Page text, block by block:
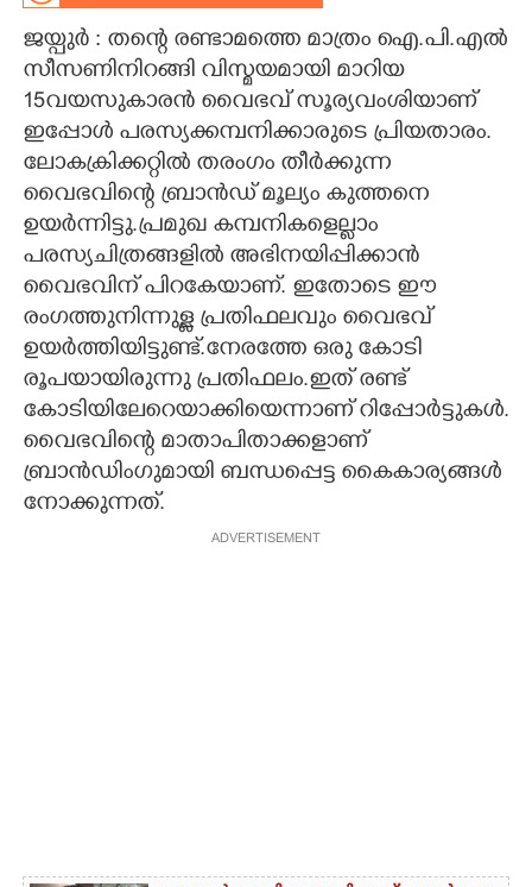
CARTOONS
LITERATURE
ZOOM
CONTACT US
ജയ്പുർ : തന്റെ രണ്ടാമത്തെ മാത്രം ഐ.പി.എൽ
സീസണിനിറങ്ങി വിസ്മയമായി മാറിയ
15വയസുകാരൻ വൈഭവ് സൂര്യവംശിയാണ്
ഇപ്പോൾ പരസ്യക്കമ്പനിക്കാരുടെ പ്രിയതാരം.
ലോകക്രിക്കറ്റിൽ തരംഗം തീർക്കുന്ന
വൈഭവിന്റെ ബ്രാൻഡ് മൂല്യം കുത്തനെ
ഉയർന്നിട്ടു.പ്രമുഖ കമ്പനികളെല്ലാം
പരസ്യചിത്രങ്ങളിൽ അഭിനയിപ്പിക്കാൻ
വൈഭവിന് പിറകേയാണ്. ഇതോടെ ഈ
രംഗത്തുനിന്നുള്ള പ്രതിഫലവും വൈഭവ്
ഉയർത്തിയിട്ടുണ്ട്.നേരത്തേ ഒരു കോടി
രൂപയായിരുന്നു പ്രതിഫലം.ഇത് രണ്ട്
കോടിയിലേറെയാക്കിയെന്നാണ് റിപ്പോർട്ടുകൾ.
വൈഭവിന്റെ മാതാപിതാക്കളാണ്
ബ്രാൻഡിംഗുമായി ബന്ധപ്പെട്ട കൈകാര്യങ്ങൾ
നോക്കുന്നത്.
ADVERTISEMENT